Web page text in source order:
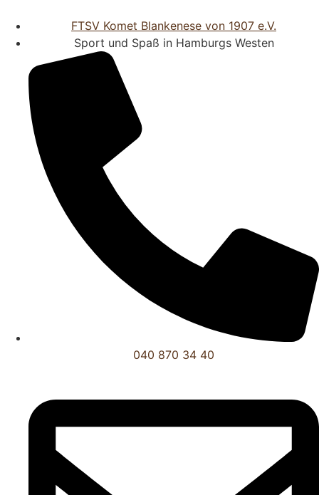
FTSV Komet Blankenese von 1907 e.V.
Sport und Spaß in Hamburgs Westen
040 870 34 40